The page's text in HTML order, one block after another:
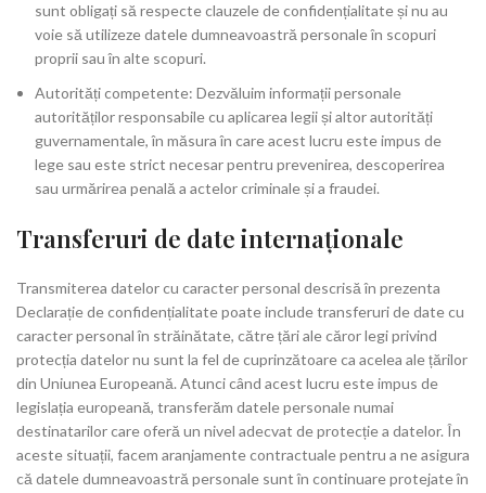
sunt obligați să respecte clauzele de confidențialitate și nu au
voie să utilizeze datele dumneavoastră personale în scopuri
proprii sau în alte scopuri.
Autorități competente: Dezvăluim informații personale
autorităților responsabile cu aplicarea legii și altor autorități
guvernamentale, în măsura în care acest lucru este impus de
lege sau este strict necesar pentru prevenirea, descoperirea
sau urmărirea penală a actelor criminale și a fraudei.
Transferuri de date internaționale
Transmiterea datelor cu caracter personal descrisă în prezenta
Declarație de confidențialitate poate include transferuri de date cu
caracter personal în străinătate, către țări ale căror legi privind
protecția datelor nu sunt la fel de cuprinzătoare ca acelea ale țărilor
din Uniunea Europeană. Atunci când acest lucru este impus de
legislația europeană, transferăm datele personale numai
destinatarilor care oferă un nivel adecvat de protecție a datelor. În
aceste situații, facem aranjamente contractuale pentru a ne asigura
că datele dumneavoastră personale sunt în continuare protejate în